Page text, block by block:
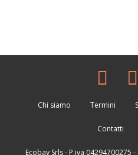
Chi siamo Termini
Contatti
Ecobay Srls- P.iva 04294700275